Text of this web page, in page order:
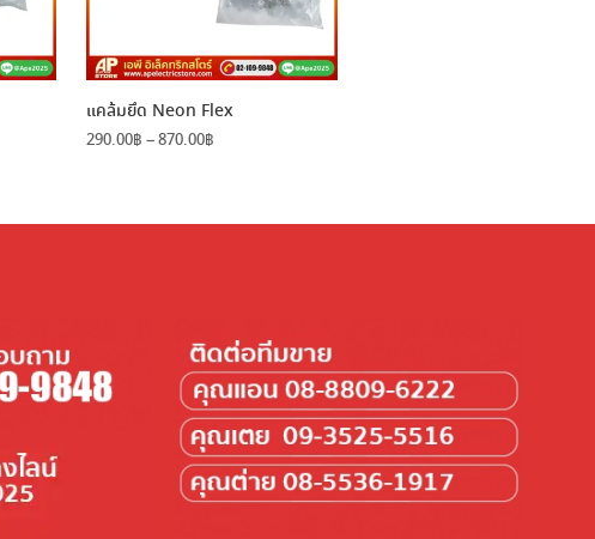
แคล้มยึด Neon Flex
290.00฿ –870.00฿
870.00฿